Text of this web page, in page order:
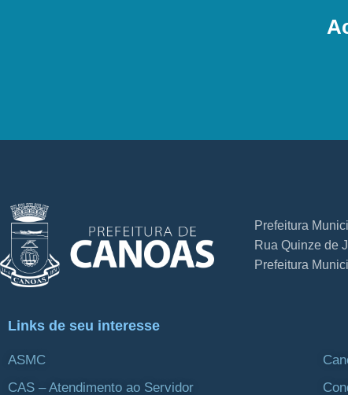
Prefeitura
Rua Quinze de
Prefeitura
Links de seu interesse
ASMC
CAS – Atendimento ao Servidor